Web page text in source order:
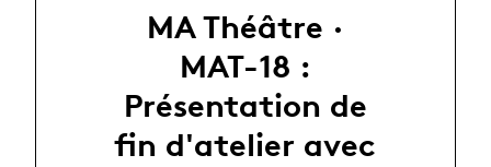
MA Théâtre ·
MAT-18 :
Présentation de
fin d'atelier avec